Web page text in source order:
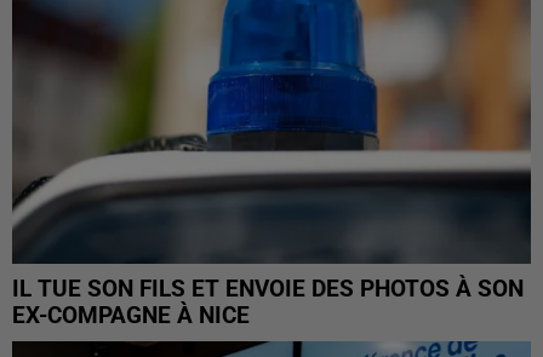
IL TUE SON FILS ET ENVOIE DES PHOTOS À SON
EX-COMPAGNE À NICE